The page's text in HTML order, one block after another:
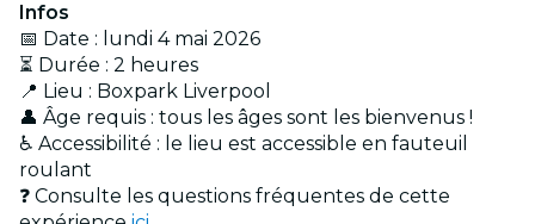
Infos
📅 Date : lundi 4 mai 2026
⏳ Durée : 2 heures
📍 Lieu : Boxpark Liverpool
👤 Âge requis : tous les âges sont les bienvenus !
♿ Accessibilité : le lieu est accessible en fauteuil
roulant
❓ Consulte les questions fréquentes de cette